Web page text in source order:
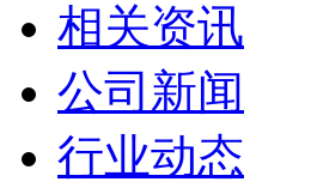
相关资讯
公司新闻
行业动态